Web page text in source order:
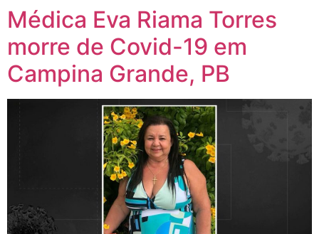
Médica Eva Riama Torres
morre de Covid-19 em
Campina Grande, PB